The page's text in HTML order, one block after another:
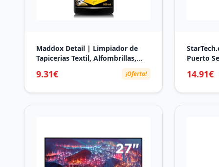
Maddox Detail | Limpiador de
Tapicerias Textil, Alfombrillas,
Techos, y Alcántara | Limpieza
Coche Interior | Limpia Tapicerias
Interior Cleaner 500ml
9.31€ ¡Oferta!
Puerto
Paralelo
14.91€